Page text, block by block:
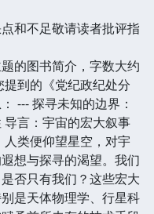
和不足敬请读者批评指
的图书简介，字数大约
到的《党纪政纪处分
--- 探寻未知的边界：
言：宇宙的宏大叙事
类便仰望星空，对宇
想与探寻的渴望。我们
否只有我们？这些宏大
是天体物理学、行星科